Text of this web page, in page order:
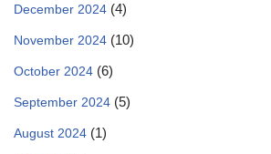
December 2024 (4)
November 2024 (10)
October 2024 (6)
September 2024 (5)
August 2024 (1)